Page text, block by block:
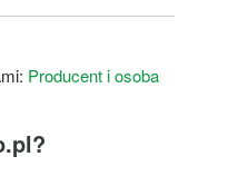
Producent i osoba